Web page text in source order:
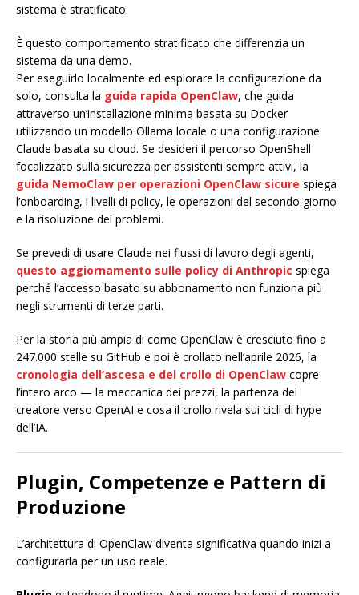
sistema è stratificato.
È questo comportamento stratificato che differenzia un
sistema da una demo.
Per eseguirlo localmente ed esplorare la configurazione da
solo, consulta la guida rapida OpenClaw, che guida
attraverso un’installazione minima basata su Docker
utilizzando un modello Ollama locale o una configurazione
Claude basata su cloud. Se desideri il percorso OpenShell
focalizzato sulla sicurezza per assistenti sempre attivi, la
guida NemoClaw per operazioni OpenClaw sicure spiega
l’onboarding, i livelli di policy, le operazioni del secondo giorno
e la risoluzione dei problemi.
Se prevedi di usare Claude nei flussi di lavoro degli agenti,
questo aggiornamento sulle policy di Anthropic spiega
perché l’accesso basato su abbonamento non funziona più
negli strumenti di terze parti.
Per la storia più ampia di come OpenClaw è cresciuto fino a
247.000 stelle su GitHub e poi è crollato nell’aprile 2026, la
cronologia dell’ascesa e del crollo di OpenClaw copre
l’intero arco — la meccanica dei prezzi, la partenza del
creatore verso OpenAI e cosa il crollo rivela sui cicli di hype
dell’IA.
Plugin, Competenze e Pattern di
Produzione
L’architettura di OpenClaw diventa significativa quando inizi a
configurarla per un uso reale.